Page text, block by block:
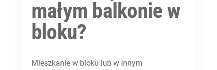
małym balkonie w
bloku?
Mieszkanie w bloku lub w innym